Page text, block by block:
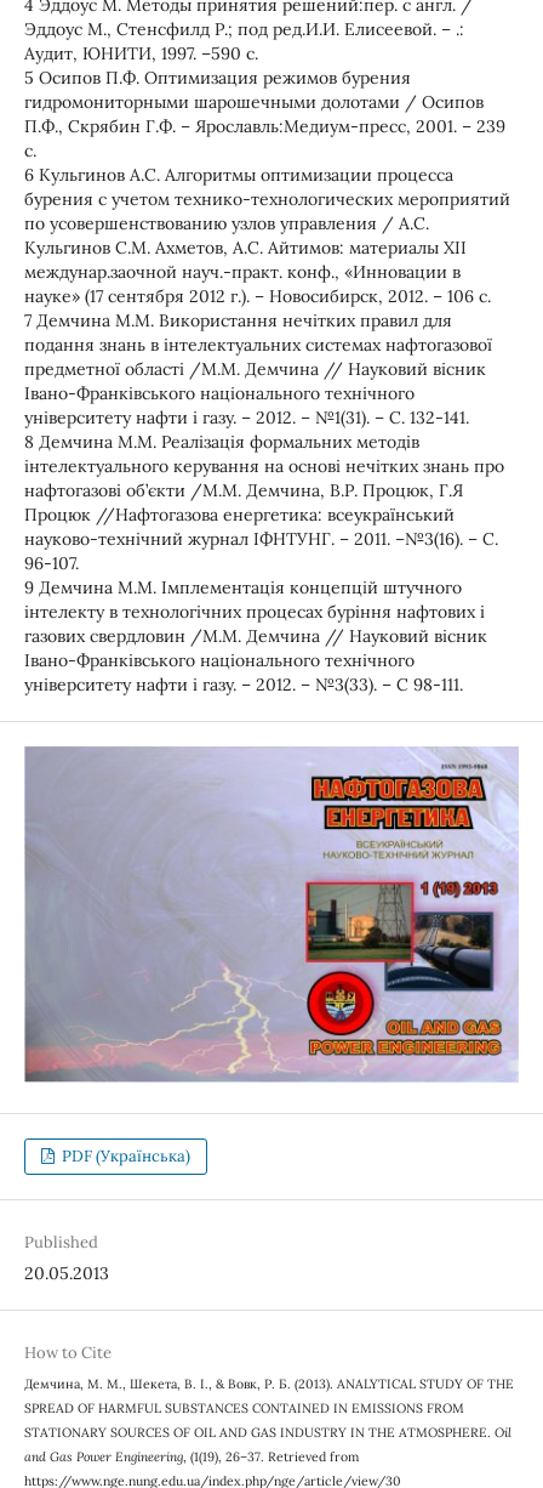
4 Эддоус М. Методы принятия решений:пер. с англ. /
Эддоус М., Стенсфилд Р.; под ред.И.И. Елисеевой. – .:
Аудит, ЮНИТИ, 1997. –590 с.
5 Осипов П.Ф. Оптимизация режимов бурения
гидромониторными шарошечными долотами / Осипов
П.Ф., Скрябин Г.Ф. – Ярославль:Медиум-пресс, 2001. – 239
с.
6 Кульгинов А.С. Алгоритмы оптимизации процесса
бурения с учетом технико-технологических мероприятий
по усовершенствованию узлов управления / А.С.
Кульгинов С.М. Ахметов, А.С. Айтимов: материалы XII
междунар.заочной науч.-практ. конф., «Инновации в
науке» (17 сентября 2012 г.). – Новосибирск, 2012. – 106 с.
7 Демчина М.М. Використання нечітких правил для
подання знань в інтелектуальних системах нафтогазової
предметної області /М.М. Демчина // Науковий вісник
Івано-Франківського національного технічного
університету нафти і газу. – 2012. – №1(31). – С. 132-141.
8 Демчина М.М. Реалізація формальних методів
інтелектуального керування на основі нечітких знань про
нафтогазові об’єкти /М.М. Демчина, В.Р. Процюк, Г.Я
Процюк //Нафтогазова енергетика: всеукраїнський
науково-технічний журнал ІФНТУНГ. – 2011. –№3(16). – С.
96-107.
9 Демчина М.М. Імплементація концепцій штучного
інтелекту в технологічних процесах буріння нафтових і
газових свердловин /М.М. Демчина // Науковий вісник
Івано-Франківського національного технічного
університету нафти і газу. – 2012. – №3(33). – С 98-111.
PDF (Українська)
Published
20.05.2013
How to Cite
Демчина, М. М., Шекета, В. І., & Вовк, Р. Б. (2013). ANALYTICAL STUDY OF THE
SPREAD OF HARMFUL SUBSTANCES CONTAINED IN EMISSIONS FROM
STATIONARY SOURCES OF OIL AND GAS INDUSTRY IN THE ATMOSPHERE. Oil
and Gas Power Engineering, (1(19), 26–37. Retrieved from
https://www.nge.nung.edu.ua/index.php/nge/article/view/30